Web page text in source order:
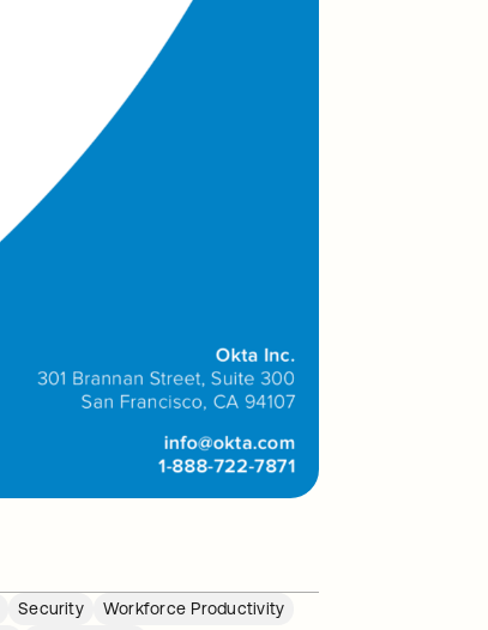
Security
Workforce Productivity